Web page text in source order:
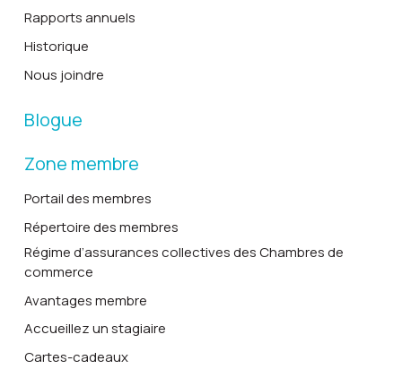
Rapports annuels
Historique
Nous joindre
Blogue
Zone membre
Portail des membres
Répertoire des membres
Régime d’assurances collectives des Chambres de
commerce
Avantages membre
Accueillez un stagiaire
Cartes-cadeaux